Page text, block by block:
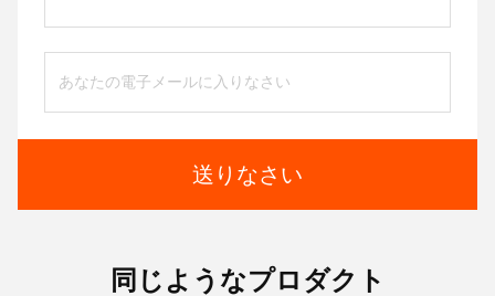
送りなさい
同じようなプロダクト